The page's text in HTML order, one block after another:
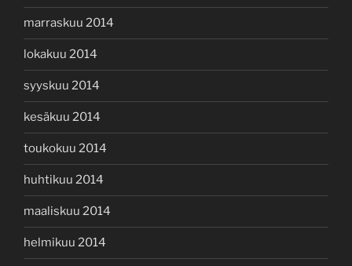
marraskuu 2014
lokakuu 2014
syyskuu 2014
kesäkuu 2014
toukokuu 2014
huhtikuu 2014
maaliskuu 2014
helmikuu 2014